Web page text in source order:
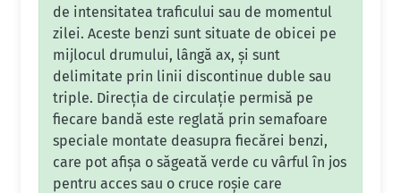
de intensitatea traficului sau de momentul
zilei. Aceste benzi sunt situate de obicei pe
mijlocul drumului, lângă ax, și sunt
delimitate prin linii discontinue duble sau
triple. Direcția de circulație permisă pe
fiecare bandă este reglată prin semafoare
speciale montate deasupra fiecărei benzi,
care pot afișa o săgeată verde cu vârful în jos
pentru acces sau o cruce roșie care